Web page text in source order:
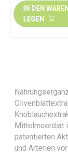
IN DEN
LEGEN
Mittelmeerdiät
patentierten
und Arterien